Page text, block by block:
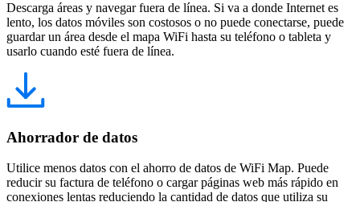
Descarga áreas y navegar fuera de línea. Si va a donde Internet es
lento, los datos móviles son costosos o no puede conectarse, puede
guardar un área desde el mapa WiFi hasta su teléfono o tableta y
usarlo cuando esté fuera de línea.
Ahorrador de datos
Utilice menos datos con el ahorro de datos de WiFi Map. Puede
reducir su factura de teléfono o cargar páginas web más rápido en
conexiones lentas reduciendo la cantidad de datos que utiliza su